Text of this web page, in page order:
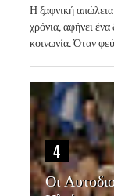
Η ξαφνική
χρόνια, αφήνει
κοινωνία. Όταν
4
Οι